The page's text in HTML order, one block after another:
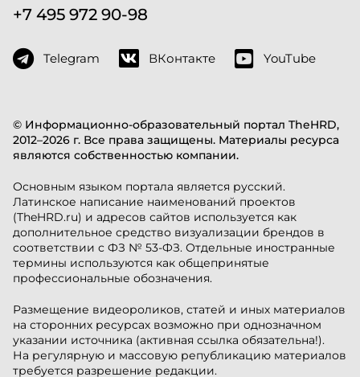
© Информационно-образовательный портал TheHRD,
2012–2026 г. Все права защищены. Материалы ресурса
являются собственностью компании.
Основным языком портала является русский.
Латинское написание наименований проектов
(TheHRD.ru) и адресов сайтов используется как
дополнительное средство визуализации брендов в
соответствии с ФЗ № 53-ФЗ. Отдельные иностранные
термины используются как общепринятые
профессиональные обозначения.
Размещение видеороликов, статей и иных материалов
на сторонних ресурсах возможно при однозначном
указании источника (активная ссылка обязательна!).
На регулярную и массовую републикацию материалов
требуется разрешение редакции.
+7 495 972 90-98
Telegram ВКонтакте YouTube